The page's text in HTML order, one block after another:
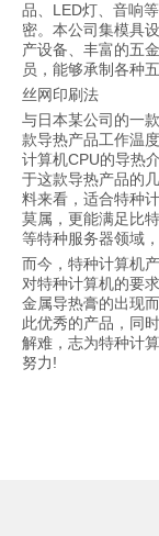
品、LED灯、音响
密。本公司集模具
产设备、丰富的五
员，能够承制各种
丝网印刷法
与日本某公司的一
款导热产品工作温
计算机CPU的导热
于这款导热产品的
料来看，适合特种
莫属，更能满足比
等特种服务器领域
而今，特种计算机
对特种计算机的要
金属导热膏的出现
此优秀的产品，同
解难，志为特种计
努力!